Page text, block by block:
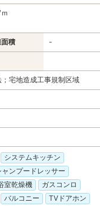
積 -
宅地造成工事規制区域
システムキッチン
ャンプードレッサー
室乾燥機
ガスコンロ
バルコニー
TVドアホン